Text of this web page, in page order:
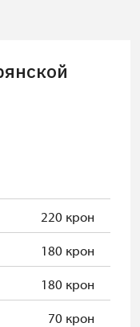
220 крон
180 крон
180 крон
70 крон